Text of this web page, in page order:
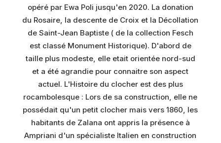
opéré par Ewa Poli jusqu'en 2020. La donation
du Rosaire, la descente de Croix et la Décollation
de Saint-Jean Baptiste ( de la collection Fesch
est classé Monument Historique). D'abord de
taille plus modeste, elle etait orientée nord-sud
et a été agrandie pour connaitre son aspect
actuel. L'Histoire du clocher est des plus
rocambolesque : Lors de sa construction, elle ne
possédait qu'un petit clocher mais vers 1860, les
habitants de Zalana ont appris la présence à
Ampriani d'un spécialiste Italien en construction